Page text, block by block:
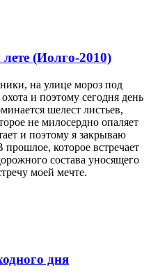
(Иолго-2010)
на улице мороз под
и поэтому сегодня день
шелест листьев,
не милосердно опаляет
и поэтому я закрываю
которое встречает
состава уносящего
моей мечте.
дня